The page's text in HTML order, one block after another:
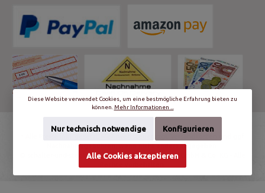
Nachnahmegebühren, wenn nicht anders angegeben.
© schalter-und-steckdosen.de | World Trading Net GmbH & Co. KG - Alle
Diese Website verwendet Cookies, um eine bestmögliche Erfahrung bieten zu
können. Mehr Informationen ...
Nur technisch notwendige Konfigurieren
Alle Cookies akzeptieren